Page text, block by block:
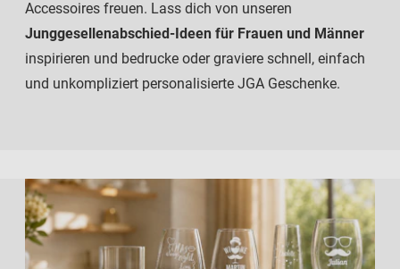
Accessoires freuen. Lass dich von unseren
Junggesellenabschied-Ideen für Frauen und Männer
inspirieren und bedrucke oder graviere schnell, einfach
und unkompliziert personalisierte JGA Geschenke.